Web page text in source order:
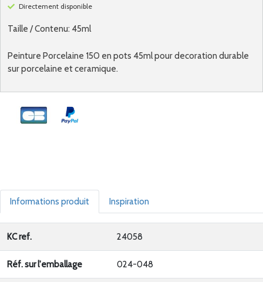
Taille / Contenu: 45ml
Directement disponible
Peinture Porcelaine 150 en pots 45ml pour decoration durable
sur porcelaine et ceramique.
Informations produit Inspiration
KC ref. 24058
Réf. sur l'emballage 024-048